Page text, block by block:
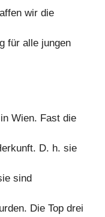
wir die
für alle jungen
Wien. Fast die
D. h. sie
sind
Die Top drei